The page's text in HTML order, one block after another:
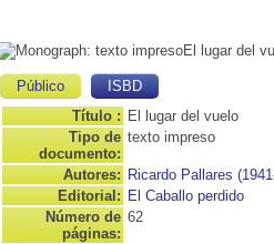
El lugar del
Público
ISBD
Título : El lugar del vuelo
Tipo de
documento:
texto impreso
Autores: Ricardo Pallares
Editorial: El Caballo perdido
Número de
páginas:
62